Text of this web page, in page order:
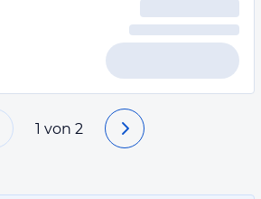
1 von 2